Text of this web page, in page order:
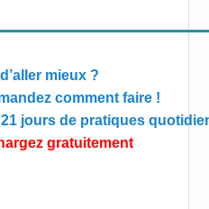
mieux ?
comment faire !
21 joursde pratiques
gratuitement